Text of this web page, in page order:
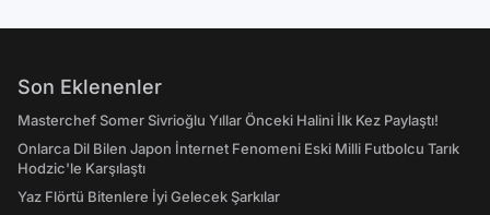
Son Eklenenler
Masterchef Somer Sivrioğlu Yıllar Önceki Halini İlk Kez Paylaştı!
Onlarca Dil Bilen Japon İnternet Fenomeni Eski Milli Futbolcu Tarık
Hodzic'le Karşılaştı
Yaz Flörtü Bitenlere İyi Gelecek Şarkılar